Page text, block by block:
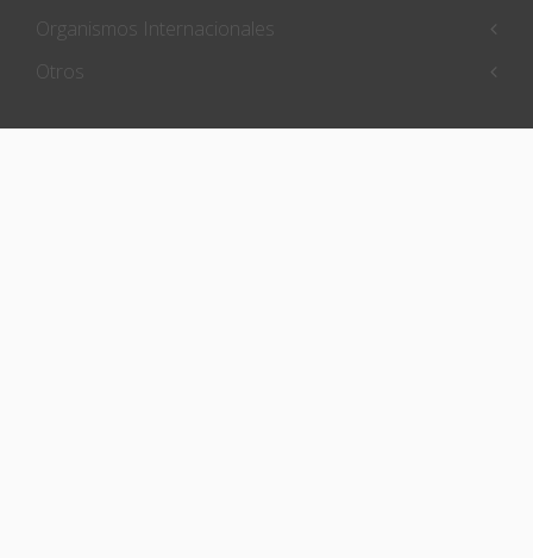
Organismos Internacionales
Otros